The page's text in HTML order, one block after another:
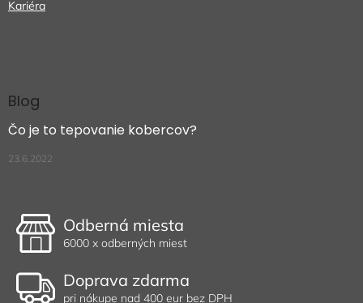
Kariéra
Blog
Čo je to tepovanie kobercov?
23.6.2022
Odberná miesta
6000 x odberných miest
Doprava zdarma
pri nákupe nad 400 eur bez DPH